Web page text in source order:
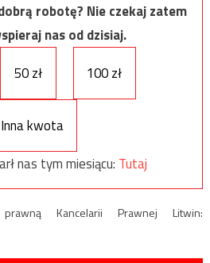
robotę? Nie czekaj zatem
nas od dzisiaj.
50 zł 100 zł
Inna kwota
nas tym miesiącu: Tutaj
Kancelarii Prawnej Litwin: